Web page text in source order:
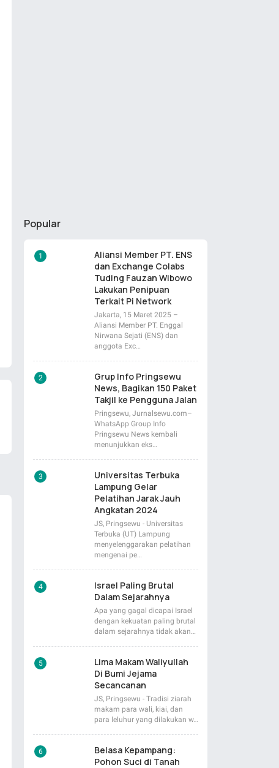
Popular
Aliansi Member PT. ENS
dan Exchange Colabs
Tuding Fauzan Wibowo
Lakukan Penipuan
Terkait Pi Network
Jakarta, 15 Maret 2025 –
Aliansi Member PT. Enggal
Nirwana Sejati (ENS) dan
anggota Exc…
Grup Info Pringsewu
News, Bagikan 150 Paket
Takjil ke Pengguna Jalan
Pringsewu, Jurnalsewu.com–
WhatsApp Group Info
Pringsewu News kembali
menunjukkan eks…
Universitas Terbuka
Lampung Gelar
Pelatihan Jarak Jauh
Angkatan 2024
JS, Pringsewu - Universitas
Terbuka (UT) Lampung
menyelenggarakan pelatihan
mengenai pe…
Israel Paling Brutal
Dalam Sejarahnya
Apa yang gagal dicapai Israel
dengan kekuatan paling brutal
dalam sejarahnya tidak akan…
Lima Makam Waliyullah
Di Bumi Jejama
Secancanan
JS, Pringsewu - Tradisi ziarah
makam para wali, kiai, dan
para leluhur yang dilakukan w…
Belasa Kepampang:
Pohon Suci di Tanah